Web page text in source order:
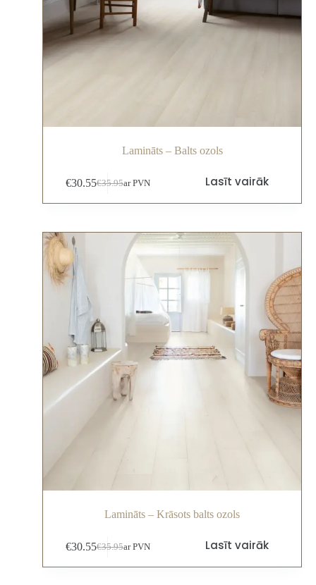
Lamināts – Balts ozols
€35.95
€30.55 ar PVN Lasīt vairāk
Lamināts – Krāsots balts ozols
€35.95
€30.55 ar PVN Lasīt vairāk